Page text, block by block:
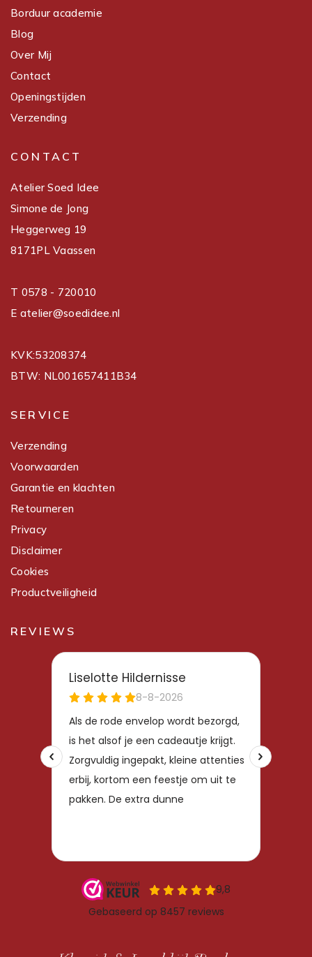
Borduur academie
Blog
Over Mij
Contact
Openingstijden
Verzending
CONTACT
Atelier Soed Idee
Simone de Jong
Heggerweg 19
8171PL Vaassen
T 0578 - 720010
E atelier@soedidee.nl
KVK:53208374
BTW: NL001657411B34
SERVICE
Verzending
Voorwaarden
Garantie en klachten
Retourneren
Privacy
Disclaimer
Cookies
Productveiligheid
REVIEWS